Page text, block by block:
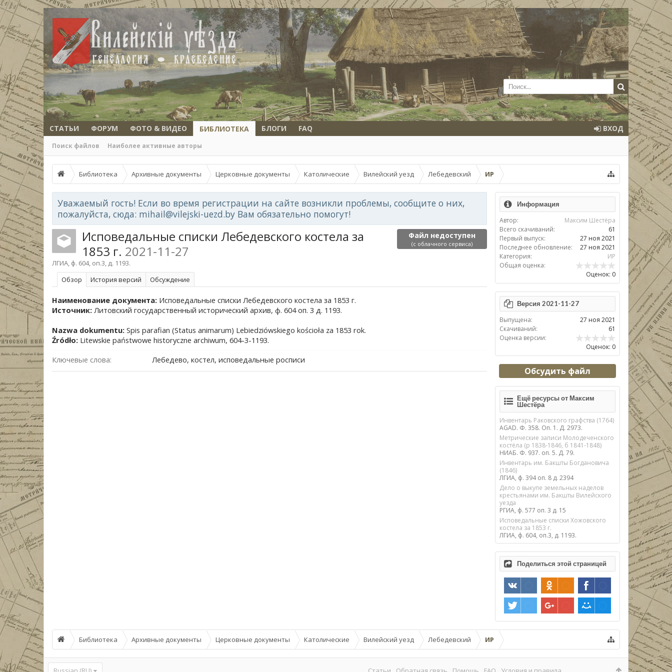
СТАТЬИ ФОРУМ ФОТО & ВИДЕО БИБЛИОТЕКА
Поиск файлов Наиболее активные авторы
БЛОГИ FAQ ВХОД
Библиотека Архивные документы Церковные документы Католические Вилейский уезд Лебедевский ИР
Уважаемый гость! Если во время регистрации на сайте возникли проблемы, сообщите о них,
пожалуйста, сюда: mihail@vilejski-uezd.by Вам обязательно помогут!
Файл недоступен
(с облачного сервиса)
Исповедальные списки Лебедевского костела за
1853 г. 2021-11-27
ЛГИА, ф. 604, оп.3, д. 1193.
Обзoр
История версий Обсуждение
Наименование документа: Исповедальные списки Лебедевского костела за 1853 г.
Источник: Литовский государственный исторический архив, ф. 604 оп. 3 д. 1193.
Nazwa dokumentu: Spis parafian (Status animarum) Lebiedziówskiego kościoła za 1853 rok.
Źródło: Litewskie państwowe historyczne archiwum, 604-3-1193.
Ключевые слова:
Лебедево, костел, исповедальные росписи
Информация
Автор:
Максим Шестёра
Всего скачиваний:
61
Первый выпуск:
27 ноя 2021
Последнее обновление:
27 ноя 2021
Категория:
ИР
Общая оценка:
Оценок: 0
Версия 2021-11-27
Выпущена:
27 ноя 2021
Скачиваний:
61
Оценка версии:
Оценок: 0
Обсудить файл
Ещё ресурсы от Максим
Шестёра
Инвентарь Раковского графства (1764)
AGAD. Ф. 358. Оп. 1. Д. 2973.
Метрические записи Молодеченского
костёла (р 1838-1846, б 1841-1848)
НИАБ. Ф. 937. оп. 5. Д. 79.
Инвентарь им. Бакшты Богдановича
(1846)
ЛГИА, ф. 394 оп. 8 д. 2394
Дело о выкупе земельных наделов
крестьянами им. Бакшты Вилейского
уезда
РГИА, ф. 577 оп. 3 д. 15
Исповедальные списки Хожовского
костела за 1853 г.
ЛГИА, ф. 604, оп.3, д. 1193.
Поделиться этой страницей
Библиотека Архивные документы Церковные документы Католические Вилейский уезд Лебедевский ИР